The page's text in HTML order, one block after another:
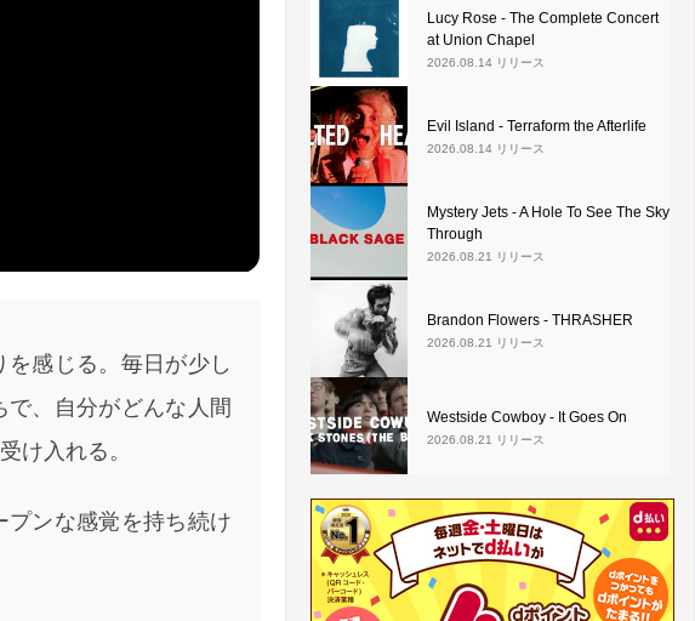
感じる。毎日が少し
、自分がどんな人間
け入れる。
プンな感覚を持ち続け
Lucy Rose - The Complete Concert
at Union Chapel
2026.08.14 リリース
Evil Island - Terraform the Afterlife
2026.08.14 リリース
Mystery Jets - A Hole To See The Sky
Through
2026.08.21 リリース
Brandon Flowers - THRASHER
2026.08.21 リリース
Westside Cowboy - It Goes On
2026.08.21 リリース